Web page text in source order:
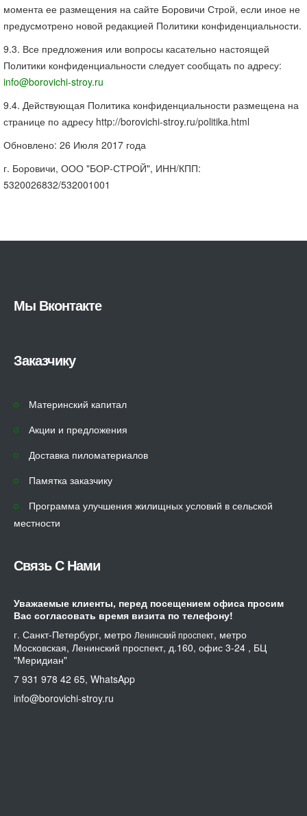
момента ее размещения на сайте Боровичи Строй, если иное не
предусмотрено новой редакцией Политики конфиденциальности.
9.3. Все предложения или вопросы касательно настоящей
Политики конфиденциальности следует сообщать по адресу:
info@borovichi-stroy.ru
9.4. Действующая Политика конфиденциальности размещена на
странице по адресу http://borovichi-stroy.ru/politika.html
Обновлено: 26 Июля 2017 года
г. Боровичи, ООО "БОР-СТРОЙ", ИНН/КПП:
5320026832/532001001
Мы Вконтакте
Заказчику
Материнский капитал
Акции и предложения
Доставка пиломатериалов
Памятка заказчику
Программа улучшения жилищных условий в сельской
местности
Связь С Нами
Уважаемые клиенты, перед посещением офиса просим
Вас согласовать время визита по телефону!
г. Санкт-Петербург, метро Ленинский проспект, метро
Московская, Ленинский проспект, д.160, офис 3-24 , БЦ
"Меридиан"
7 931 978 42 65, WhatsApp
info@borovichi-stroy.ru